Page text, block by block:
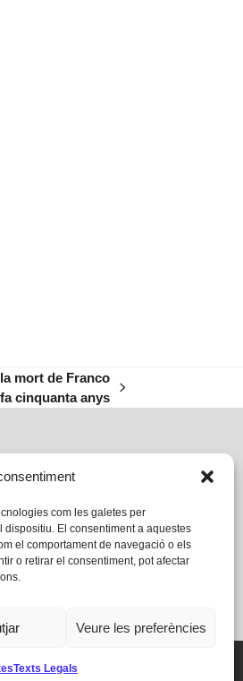
com les galetes per
El consentiment a aquestes
el comportament de navegació o els
o retirar el consentiment, pot afectar
Veure les preferències
Texts Legals
mort de Franco
cinquanta anys